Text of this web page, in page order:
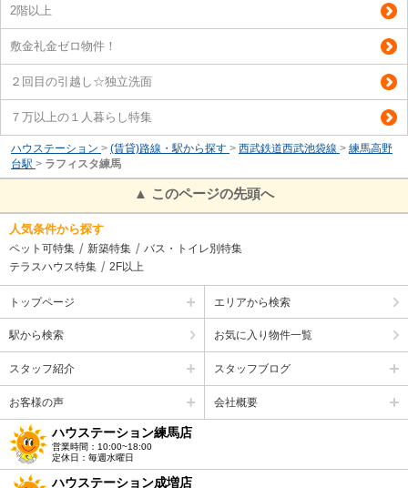
2階以上
敷金礼金ゼロ物件！
２回目の引越し☆独立洗面
７万以上の１人暮らし特集
ハウステーション > (賃貸)路線・駅から探す > 西武鉄道西武池袋線 > 練馬高野
台駅 > ラフィスタ練馬
▲ このページの先頭へ
人気条件から探す
ペット可特集 新築特集
バス・トイレ別特集
テラスハウス特集
2F以上
トップページ エリアから検索
駅から検索 お気に入り物件一覧
スタッフ紹介 スタッフブログ
お客様の声 会社概要
ハウステーション練馬店
営業時間：10:00~18:00
定休日：毎週水曜日
ハウステーション成増店